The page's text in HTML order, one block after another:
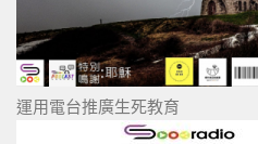
運用電台推廣生死教育